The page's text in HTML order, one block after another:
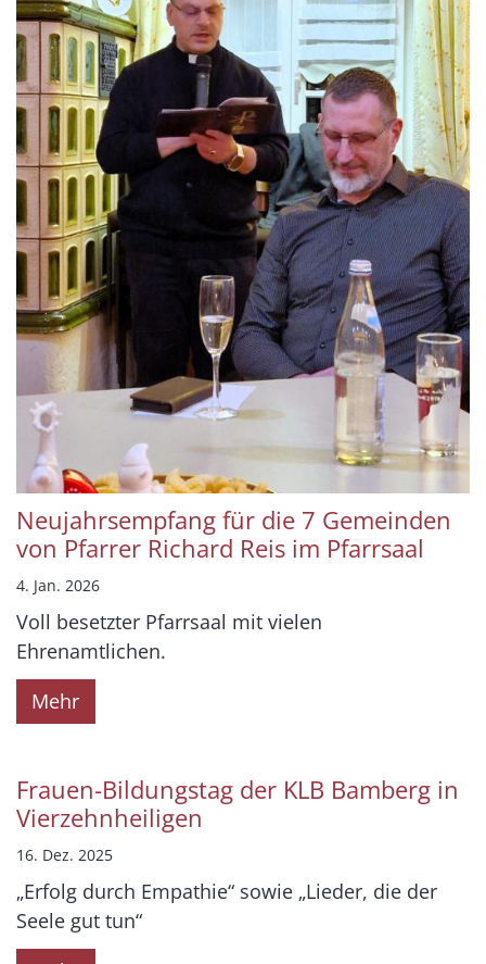
Neujahrsempfang für die 7 Gemeinden
von Pfarrer Richard Reis im Pfarrsaal
4. Jan. 2026
Voll besetzter Pfarrsaal mit vielen
Ehrenamtlichen.
Mehr
Frauen-Bildungstag der KLB Bamberg in
Vierzehnheiligen
16. Dez. 2025
„Erfolg durch Empathie“ sowie „Lieder, die der
Seele gut tun“